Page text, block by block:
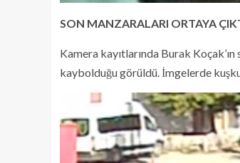
SON MANZARALARI ORTAYA
Kamera kayıtlarında Burak
kaybolduğu görüldü. İmgelerde